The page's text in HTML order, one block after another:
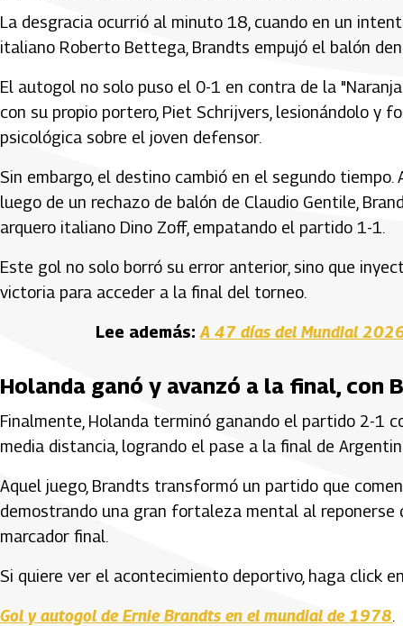
La desgracia ocurrió al minuto 18, cuando en un
italiano Roberto Bettega, Brandts empujó el balón
El autogol no solo puso el 0-1 en contra de la
con su propio portero, Piet Schrijvers, lesionándolo y
psicológica sobre el joven defensor.
Sin embargo, el destino cambió en el segundo
luego de un rechazo de balón de Claudio Gentile,
arquero italiano Dino Zoff, empatando el partido 1-1.
Este gol no solo borró su error anterior, sino que
victoria para acceder a la final del torneo.
Lee además: A 47 días del Mundial
Holanda ganó y avanzó a la final, con
Finalmente, Holanda terminó ganando el partido 2-1
media distancia, logrando el pase a la final de
Aquel juego, Brandts transformó un partido que
demostrando una gran fortaleza mental al
marcador final.
Si quiere ver el acontecimiento deportivo, haga click
Gol y autogol de Ernie Brandts en el mundial de 1978.